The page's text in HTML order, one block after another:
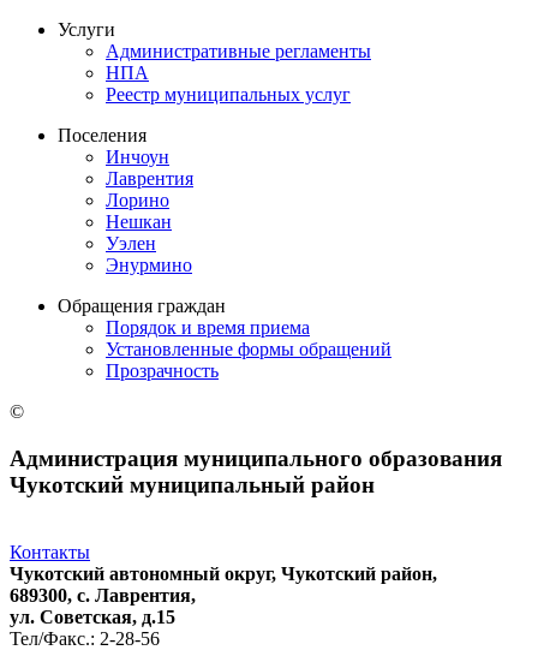
Услуги
Административные регламенты
НПА
Реестр муниципальных услуг
Поселения
Инчоун
Лаврентия
Лорино
Нешкан
Уэлен
Энурмино
Обращения граждан
Порядок и время приема
Установленные формы обращений
Прозрачность
©
Администрация муниципального образования
Чукотский муниципальный район
Контакты
Чукотский автономный округ, Чукотский район,
689300, с. Лаврентия,
ул. Советская, д.15
Тел/Факс.: 2-28-56